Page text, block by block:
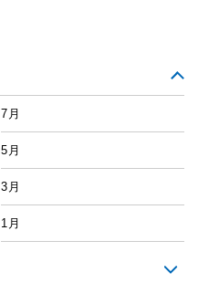
7月
5月
3月
1月